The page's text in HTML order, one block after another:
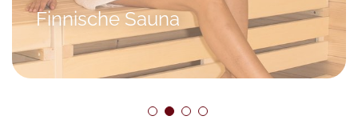
Finnische Sauna